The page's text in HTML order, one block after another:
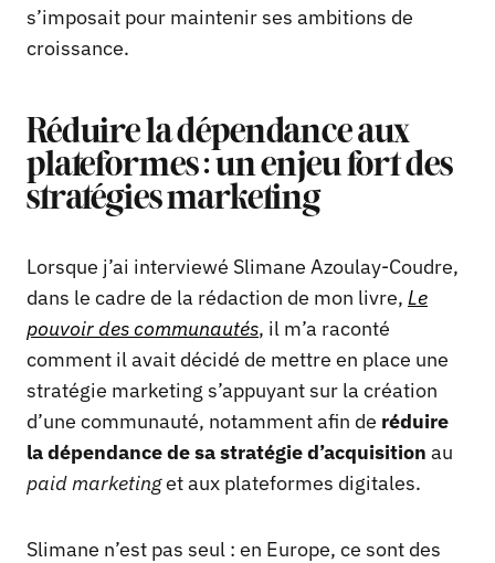
s’imposait pour maintenir ses ambitions de
croissance.
Réduire la dépendance aux
plateformes : un enjeu fort des
stratégies marketing
Lorsque j’ai interviewé Slimane Azoulay-Coudre,
dans le cadre de la rédaction de mon livre, Le
pouvoir des communautés, il m’a raconté
comment il avait décidé de mettre en place une
stratégie marketing s’appuyant sur la création
d’une communauté, notamment afin de réduire
la dépendance de sa stratégie d’acquisition au
paid marketinget aux plateformes digitales.
Slimane n’est pas seul : en Europe, ce sont des